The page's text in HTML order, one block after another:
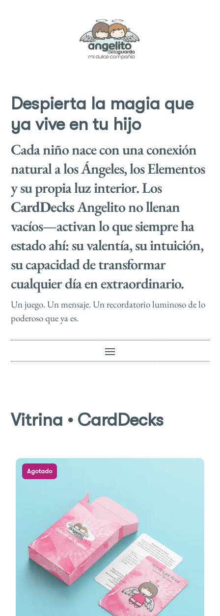
Despierta la magia que
ya vive en tu hijo
Cada niño nace con una conexión
natural a los Ángeles, los Elementos
y su propia luz interior. Los
CardDecksAngelito no llenan
vacíos—activan lo que siempre ha
estado ahí: su valentía, su intuición,
su capacidad de transformar
cualquier día en extraordinario.
Un juego. Un mensaje. Un recordatorio luminoso de lo
poderoso que ya es.
Vitrina • CardDecks